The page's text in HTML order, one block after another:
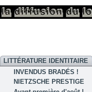
LITTÉRATURE IDENTITAIRE
INVENDUS BRADÉS !
NIETZSCHE PRESTIGE